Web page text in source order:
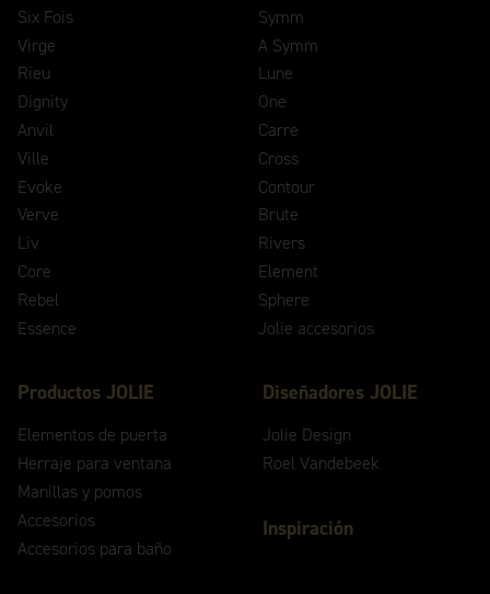
Six Fois
Virge
Rieu
Dignity
Anvil
Ville
Evoke
Verve
Liv
Core
Rebel
Essence
Symm
A Symm
Lune
One
Carre
Cross
Contour
Brute
Rivers
Element
Sphere
Jolie accesorios
Productos JOLIE
Elementos de puerta
Herraje para ventana
Manillas y pomos
Accesorios
Accesorios para baño
Diseñadores JOLIE
Jolie Design
Roel Vandebeek
Inspiración